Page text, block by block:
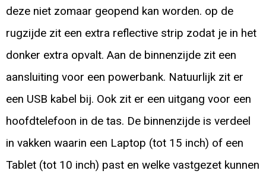
deze niet zomaar geopend kan worden. op de
rugzijde zit een extra reflective strip zodat je in het
donker extra opvalt. Aan de binnenzijde zit een
aansluiting voor een powerbank. Natuurlijk zit er
een USB kabel bij. Ook zit er een uitgang voor een
hoofdtelefoon in de tas. De binnenzijde is verdeel
in vakken waarin een Laptop (tot 15 inch) of een
Tablet (tot 10 inch) past en welke vastgezet kunnen